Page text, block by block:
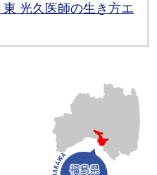
東 光久医師の生き方エ